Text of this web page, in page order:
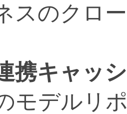
スのクロ
携キャッ
モデルリ